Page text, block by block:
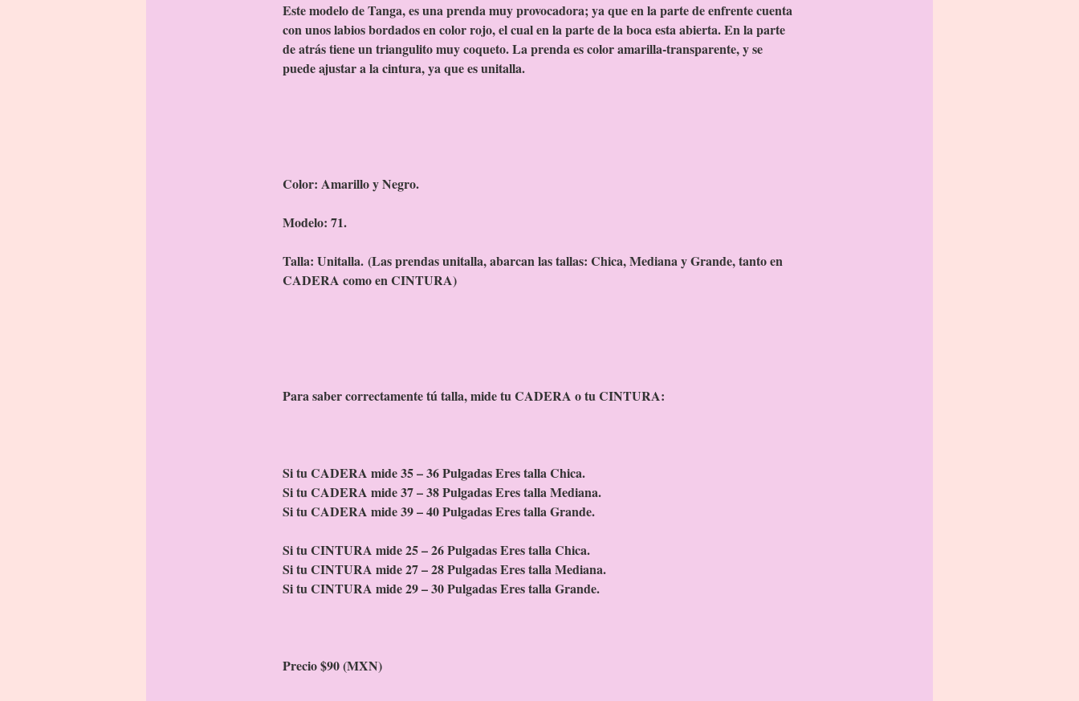
Este modelo de Tanga, es una prenda muy provocadora; ya que en la parte de enfrente cuenta
con unos labios bordados en color rojo, el cual en la parte de la boca esta abierta. En la parte
de atrás tiene un triangulito muy coqueto. La prenda es color amarilla-transparente, y se
puede ajustar a la cintura, ya que es unitalla.
Color: Amarillo y Negro.
Modelo: 71.
Talla: Unitalla. (Las prendas unitalla, abarcan las tallas: Chica, Mediana y Grande, tanto en
CADERA como en CINTURA)
Para saber correctamente tú talla, mide tu CADERA o tu CINTURA:
Si tu CADERA mide 35 – 36 Pulgadas Eres talla Chica.
Si tu CADERA mide 37 – 38 Pulgadas Eres talla Mediana.
Si tu CADERA mide 39 – 40 Pulgadas Eres talla Grande.
Si tu CINTURA mide 25 – 26 Pulgadas Eres talla Chica.
Si tu CINTURA mide 27 – 28 Pulgadas Eres talla Mediana.
Si tu CINTURA mide 29 – 30 Pulgadas Eres talla Grande.
Precio $90 (MXN)